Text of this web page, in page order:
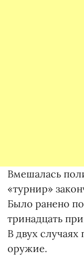
Вмешалась
«турнир»
Было ранено
тринадцать
В двух
оружие.